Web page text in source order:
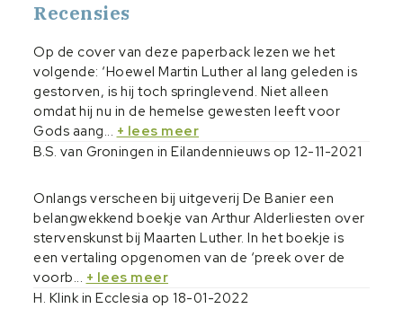
Recensies
Op de cover van deze paperback lezen we het
volgende: ‘Hoewel Martin Luther al lang geleden is
gestorven, is hij toch springlevend. Niet alleen
omdat hij nu in de hemelse gewesten leeft voor
Gods aang... + lees meer
B.S. van Groningen in Eilandennieuws op 12-11-2021
Onlangs verscheen bij uitgeverij De Banier een
belangwekkend boekje van Arthur Alderliesten over
stervenskunst bij Maarten Luther. In het boekje is
een vertaling opgenomen van de ‘preek over de
voorb... + lees meer
H. Klink in Ecclesia op 18-01-2022